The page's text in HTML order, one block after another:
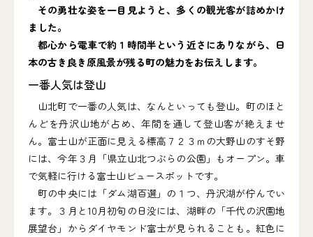
その勇壮な姿を一目見ようと、多くの観光客が詰めかけ
ました。
都心から電車で約１時間半という近さにありながら、 日
本の古き良き原風景が残る町の魅力をお伝えします。
一番人気は登山
山北町で一番の人気は、なんといっても登山。町のほと
んどを丹沢山地が占め、年間を通して登山客が絶えませ
ん。富士山が正面に見える標高７２３ｍの大野山のすそ野
には、今年３月「県立山北つぶらの公園」もオープン。車
で気軽に行ける富士山ビュースポットです。
町の中央には「ダム湖百選」の１つ、丹沢湖が佇んでい
ます。３月と10月初旬の日没には、湖畔の「千代の沢園地
展望台」からダイヤモンド富士が見られることも。紅色に